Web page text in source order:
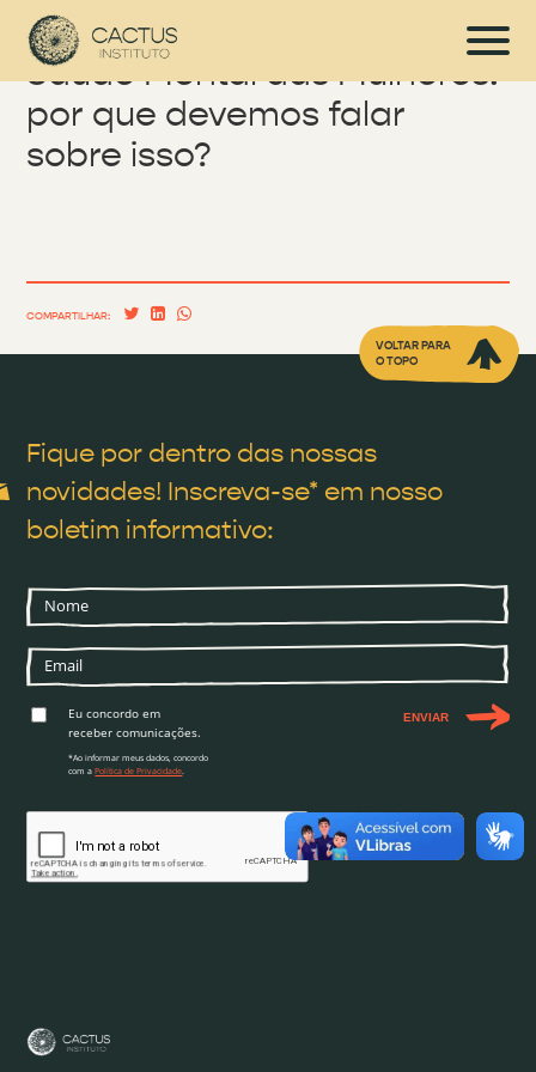
Saúde Mental das Mulheres:
por que devemos falar
sobre isso?
COMPARTILHAR:
VOLTAR PARA
O TOPO
Fique por dentro das nossas
novidades! Inscreva-se* em nosso
boletim informativo:
Eu concordo em
receber comunicações.
*Ao informar meus dados, concordo
com aPolítica de Privacidade
ENVIAR